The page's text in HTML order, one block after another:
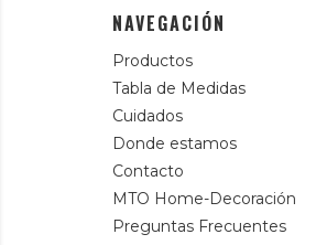
NAVEGACIÓN
Productos
Tabla de Medidas
Cuidados
Donde estamos
Contacto
MTO Home-Decoración
Preguntas Frecuentes